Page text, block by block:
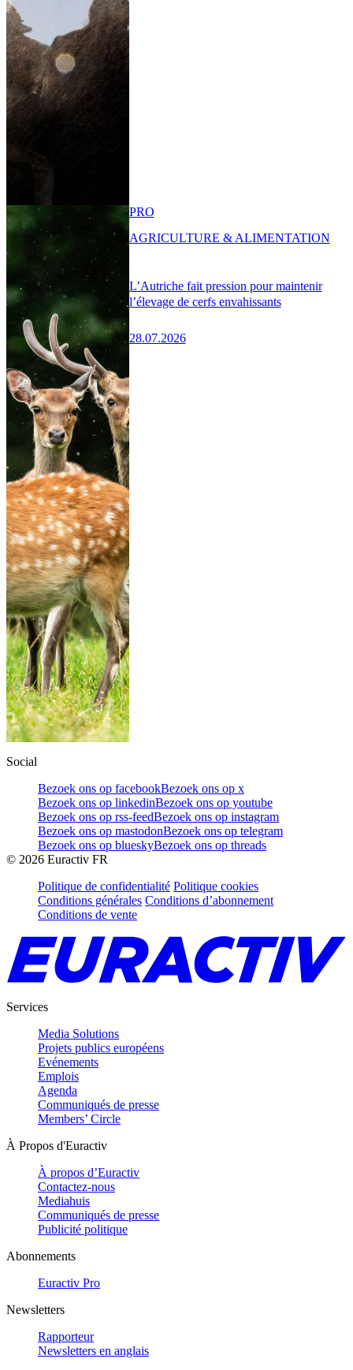
L’Autriche fait pression pour maintenir
l’élevage de cerfs envahissants
28.07.2026
PRO
AGRICULTURE & ALIMENTATION
Social
Bezoek ons op facebookBezoek ons op x
Bezoek ons op linkedinBezoek ons op youtube
Bezoek ons op rss-feedBezoek ons op instagram
Bezoek ons op mastodonBezoek ons op telegram
Bezoek ons op blueskyBezoek ons op threads
© 2026 Euractiv FR
Politique de confidentialité Politique cookies
Conditions générales Conditions d’abonnement
Conditions de vente
Services
Media Solutions
Projets publics européens
Evénements
Emplois
Agenda
Communiqués de presse
Members’ Circle
À Propos d'Euractiv
À propos d’Euractiv
Contactez-nous
Mediahuis
Communiqués de presse
Publicité politique
Abonnements
Euractiv Pro
Newsletters
Rapporteur
Newsletters en anglais